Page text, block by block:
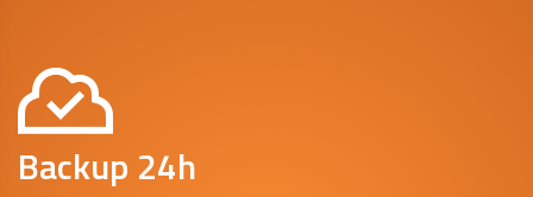
Backup 24h